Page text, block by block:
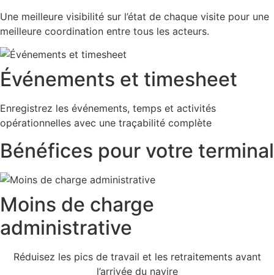
Une meilleure visibilité sur l’état de chaque visite pour une
meilleure coordination entre tous les acteurs.
Événements et timesheet
Enregistrez les événements, temps et activités
opérationnelles avec une traçabilité complète
Bénéfices pour votre terminal
Moins de charge
administrative
Réduisez les pics de travail et les retraitements avant
l’arrivée du navire